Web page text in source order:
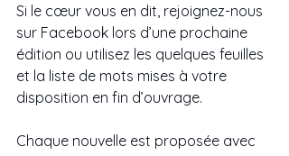
Si le cœur vous en dit, rejoignez-nous
sur Facebook lors d’une prochaine
édition ou utilisez les quelques feuilles
et la liste de mots mises à votre
disposition en fin d’ouvrage.
Chaque nouvelle est proposée avec